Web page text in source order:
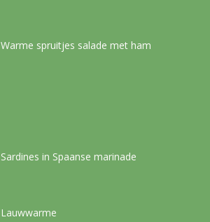
Warme spruitjes salade met ham
Sardines in Spaanse marinade
Lauwwarme